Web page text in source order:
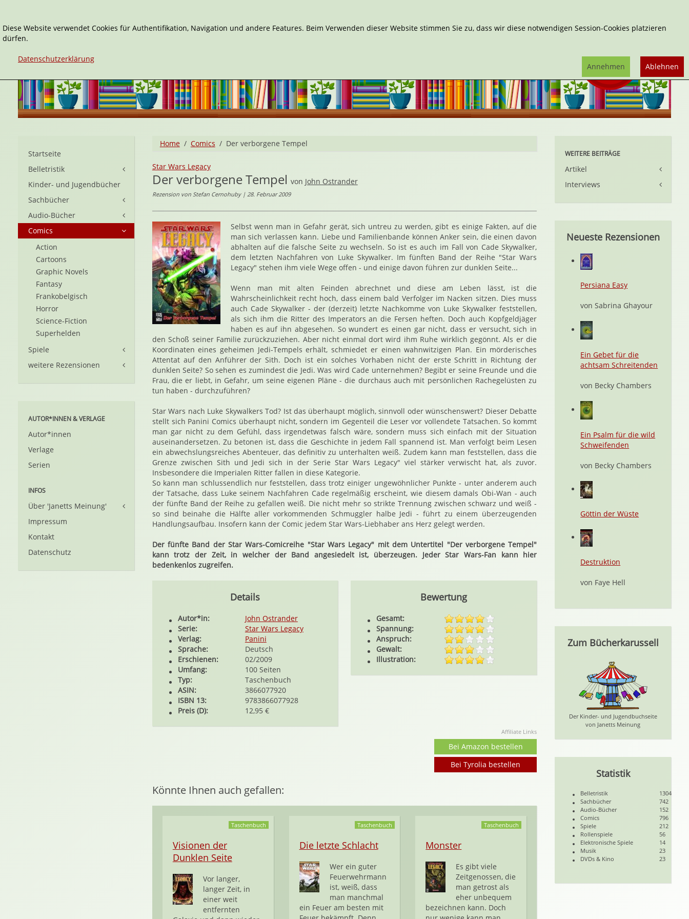
Home Comics Der verborgene Tempel
Star Wars Legacy
Der verborgene Tempel von John Ostrander
Rezension von Stefan Cernohuby | 28. Februar 2009
Selbst wenn man in Gefahr gerät, sich untreu zu werden, gibt es einige Fakten, auf die
man sich verlassen kann. Liebe und Familienbande können Anker sein, die einen davon
abhalten auf die falsche Seite zu wechseln. So ist es auch im Fall von Cade Skywalker,
dem letzten Nachfahren von Luke Skywalker. Im fünften Band der Reihe "Star Wars
Legacy" stehen ihm viele Wege offen - und einige davon führen zur dunklen Seite...
Wenn man mit alten Feinden abrechnet und diese am Leben lässt, ist die
Wahrscheinlichkeit recht hoch, dass einem bald Verfolger im Nacken sitzen. Dies muss
auch Cade Skywalker - der (derzeit) letzte Nachkomme von Luke Skywalker feststellen,
als sich ihm die Ritter des Imperators an die Fersen heften. Doch auch Kopfgeldjäger
haben es auf ihn abgesehen. So wundert es einen gar nicht, dass er versucht, sich in
den Schoß seiner Familie zurückzuziehen. Aber nicht einmal dort wird ihm Ruhe wirklich gegönnt. Als er die
Koordinaten eines geheimen Jedi-Tempels erhält, schmiedet er einen wahnwitzigen Plan. Ein mörderisches
Attentat auf den Anführer der Sith. Doch ist ein solches Vorhaben nicht der erste Schritt in Richtung der
dunklen Seite? So sehen es zumindest die Jedi. Was wird Cade unternehmen? Begibt er seine Freunde und die
Frau, die er liebt, in Gefahr, um seine eigenen Pläne - die durchaus auch mit persönlichen Rachegelüsten zu
tun haben - durchzuführen?
Star Wars nach Luke Skywalkers Tod? Ist das überhaupt möglich, sinnvoll oder wünschenswert? Dieser Debatte
stellt sich Panini Comics überhaupt nicht, sondern im Gegenteil die Leser vor vollendete Tatsachen. So kommt
man gar nicht zu dem Gefühl, dass irgendetwas falsch wäre, sondern muss sich einfach mit der Situation
auseinandersetzen. Zu betonen ist, dass die Geschichte in jedem Fall spannend ist. Man verfolgt beim Lesen
ein abwechslungsreiches Abenteuer, das definitiv zu unterhalten weiß. Zudem kann man feststellen, dass die
Grenze zwischen Sith und Jedi sich in der Serie Star Wars Legacy" viel stärker verwischt hat, als zuvor.
Insbesondere die Imperialen Ritter fallen in diese Kategorie.
So kann man schlussendlich nur feststellen, dass trotz einiger ungewöhnlicher Punkte - unter anderem auch
der Tatsache, dass Luke seinem Nachfahren Cade regelmäßig erscheint, wie diesem damals Obi-Wan - auch
der fünfte Band der Reihe zu gefallen weiß. Die nicht mehr so strikte Trennung zwischen schwarz und weiß -
so sind beinahe die Hälfte aller vorkommenden Schmuggler halbe Jedi - führt zu einem überzeugenden
Handlungsaufbau. Insofern kann der Comic jedem Star Wars-Liebhaber ans Herz gelegt werden.
Der fünfte Band der Star Wars-Comicreihe "Star Wars Legacy" mit dem Untertitel "Der verborgene Tempel"
kann trotz der Zeit, in welcher der Band angesiedelt ist, überzeugen. Jeder Star Wars-Fan kann hier
bedenkenlos zugreifen.
Details
Autor*in:
John Ostrander
Serie:
Star Wars Legacy
Verlag:
Panini
Sprache:
Deutsch
Erschienen:
02/2009
Umfang:
100 Seiten
Typ:
Taschenbuch
ASIN:
3866077920
ISBN 13:
9783866077928
Preis (D):
12,95 €
Bewertung
Gesamt:
Spannung:
Anspruch:
Gewalt:
Illustration:
Affiliate Links
Bei Amazon bestellen
Bei Tyrolia bestellen
Könnte Ihnen auch gefallen:
Taschenbuch
Visionen der
Dunklen Seite
Vor langer,
langer Zeit, in
einer weit
entfernten
Taschenbuch
Die letzte Schlacht
Wer ein guter
Feuerwehrmann
ist, weiß, dass
man manchmal
ein Feuer am besten mit
Taschenbuch
Monster
Es gibt viele
Zeitgenossen, die
man getrost als
eher unbequem
bezeichnen kann. Doch
Startseite
Belletristik
Kinder- und Jugendbücher
Sachbücher
Audio-Bücher
Comics
Action
Cartoons
Graphic Novels
Fantasy
Frankobelgisch
Horror
Science-Fiction
Superhelden
Spiele
weitere Rezensionen
AUTOR*INNEN & VERLAGE
Autor*innen
Verlage
Serien
INFOS
Über 'Janetts Meinung'
Impressum
Kontakt
Datenschutz
WEITERE BEITRÄGE
Artikel
Interviews
Neueste Rezensionen
Persiana Easy
von Sabrina Ghayour
Ein Gebet für die
achtsam Schreitenden
von Becky Chambers
Ein Psalm für die wild
Schweifenden
von Becky Chambers
Göttin der Wüste
Destruktion
von Faye Hell
Zum Bücherkarussell
Der Kinder- und Jugendbuchseite
von Janetts Meinung
Statistik
Belletristik
1304
Sachbücher
742
Audio-Bücher
152
Comics
796
Spiele
212
Rollenspiele
56
Elektronische Spiele
14
Musik
23
DVDs & Kino
23
Diese Website verwendet Cookies für Authentifikation, Navigation und andere Features. Beim Verwenden dieser Website stimmen Sie zu, dass wir diese notwendigen Session-Cookies platzieren
dürfen.
Datenschutzerklärung
Ablehnen
Annehmen